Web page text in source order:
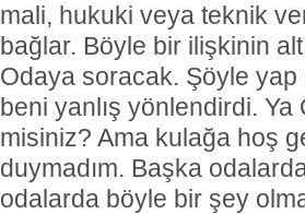
mali, hukuki veya teknik
bağlar. Böyle bir ilişkinin
Odaya soracak. Şöyle
beni yanlış yönlendirdi.
misiniz? Ama kulağa hoş
duymadım. Başka
odalarda böyle bir şey